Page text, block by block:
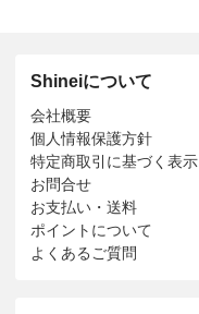
Shineiについて
会社概要
個人情報保護方針
特定商取引に基づく表示
お問合せ
お支払い・送料
ポイントについて
よくあるご質問